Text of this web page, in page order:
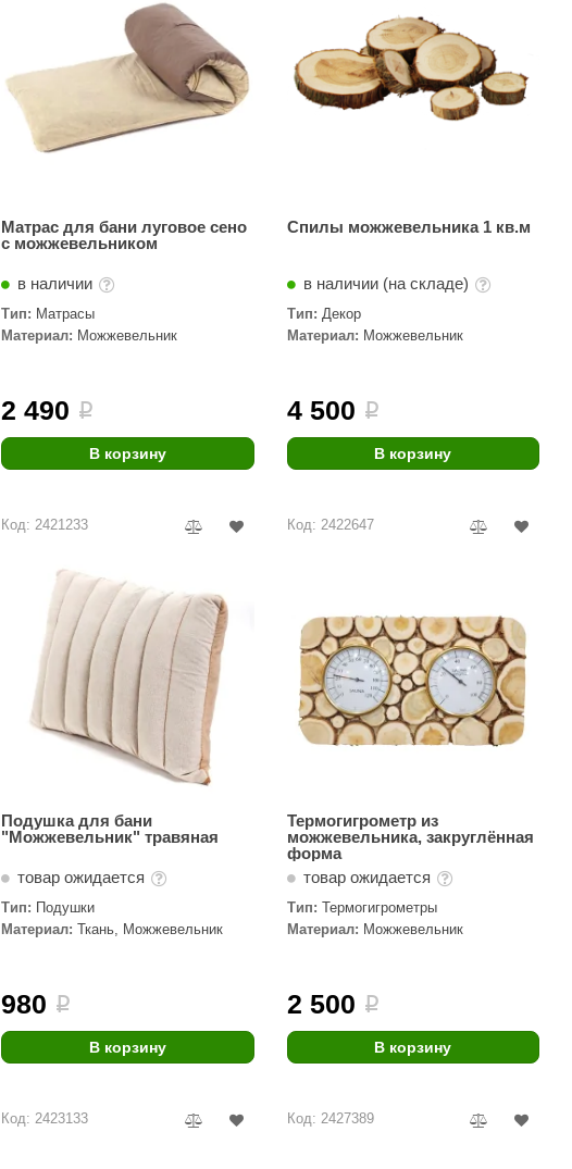
Матрас для бани луговое сено
c можжевельником
в наличии
Тип: Матрасы
Материал: Можжевельник
2 490 i
В корзину
Спилы можжевельника 1 кв.м
в наличии (на складе)
Тип: Декор
Материал: Можжевельник
4 500 i
В корзину
Код: 2421233
Подушка для бани
"Можжевельник" травяная
товар ожидается
Тип: Подушки
Материал: Ткань, Можжевельник
980 i
В корзину
Код: 2422647
Термогигрометр из
можжевельника, закруглённая
форма
товар ожидается
Тип: Термогигрометры
Материал: Можжевельник
2 500 i
В корзину
Код: 2423133 Код: 2427389